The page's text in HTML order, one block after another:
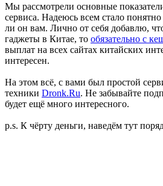
Мы рассмотрели основные
сервиса. Надеюсь всем стало
ли он вам. Лично от себя добавлю,
гаджеты в Китае, то обязательно с
выплат на всех сайтах китайских
интересен.
На этом всё, с вами был простой
техники Dronk.Ru. Не забывайте
будет ещё много интересного.
p.s. К чёрту деньги, наведём тут